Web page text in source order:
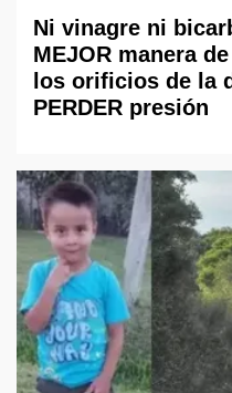
Ni vinagre ni
MEJOR manera
los orificios de la
PERDER presión